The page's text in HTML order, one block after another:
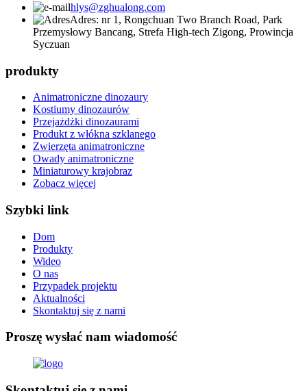
hlys@zghualong.com
Adres: nr 1, Rongchuan Two Branch Road, Park
Przemysłowy Bancang, Strefa High-tech Zigong, Prowincja
Syczuan
produkty
Animatroniczne dinozaury
Kostiumy dinozaurów
Przejażdżki dinozaurami
Produkt z włókna szklanego
Zwierzęta animatroniczne
Owady animatroniczne
Miniaturowy krajobraz
Zobacz więcej
Szybki link
Dom
Produkty
Wideo
O nas
Przypadek projektu
Aktualności
Skontaktuj się z nami
Proszę wysłać nam wiadomość